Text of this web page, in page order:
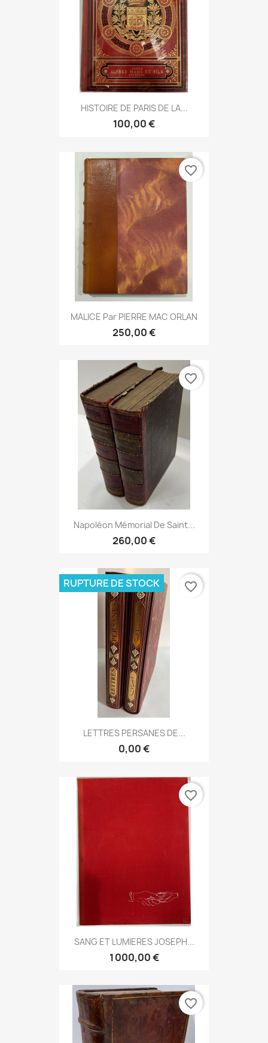
HISTOIRE DE PARIS DE LA...
100,00 €
MALICE Par PIERRE MAC ORLAN
250,00 €
favorite_border
Napoléon Mémorial De Saint...
260,00 €
favorite_border
LETTRES PERSANES DE...
0,00 €
RUPTURE DE STOCK favorite_border
SANG ET LUMIERES JOSEPH...
1 000,00 €
favorite_border
favorite_border